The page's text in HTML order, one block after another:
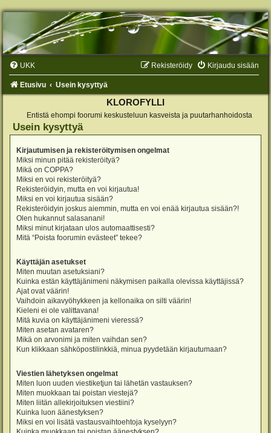
UKK Kirjaudu sisään
Rekisteröidy
Etusivu Usein kysyttyä
KLOROFYLLI
Entistä ehompi foorumi keskusteluun kasveista ja puutarhanhoidosta
Usein kysyttyä
Kirjautumisen ja rekisteröitymisen ongelmat
Miksi minun pitää rekisteröityä?
Mikä on COPPA?
Miksi en voi rekisteröityä?
Rekisteröidyin, mutta en voi kirjautua!
Miksi en voi kirjautua sisään?
Rekisteröidyin joskus aiemmin, mutta en voi enää kirjautua sisään?!
Olen hukannut salasanani!
Miksi minut kirjataan ulos automaattisesti?
Mitä “Poista foorumin evästeet” tekee?
Käyttäjän asetukset
Miten muutan asetuksiani?
Kuinka estän käyttäjänimeni näkymisen paikalla olevissa käyttäjissä?
Ajat ovat väärin!
Vaihdoin aikavyöhykkeen ja kellonaika on silti väärin!
Kieleni ei ole valittavana!
Mitä kuvia on käyttäjänimeni vieressä?
Miten asetan avataren?
Mikä on arvonimi ja miten vaihdan sen?
Kun klikkaan sähköpostilinkkiä, minua pyydetään kirjautumaan?
Viestien lähetyksen ongelmat
Miten luon uuden viestiketjun tai lähetän vastauksen?
Miten muokkaan tai poistan viestejä?
Miten liitän allekirjoituksen viestiini?
Kuinka luon äänestyksen?
Miksi en voi lisätä vastausvaihtoehtoja kyselyyn?